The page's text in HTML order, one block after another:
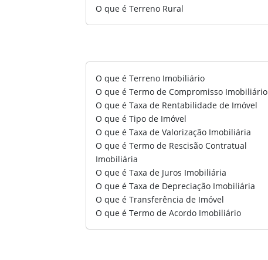
O que é Terreno Rural
O que é Terreno Imobiliário
O que é Termo de Compromisso Imobiliário
O que é Taxa de Rentabilidade de Imóvel
O que é Tipo de Imóvel
O que é Taxa de Valorização Imobiliária
O que é Termo de Rescisão Contratual
Imobiliária
O que é Taxa de Juros Imobiliária
O que é Taxa de Depreciação Imobiliária
O que é Transferência de Imóvel
O que é Termo de Acordo Imobiliário